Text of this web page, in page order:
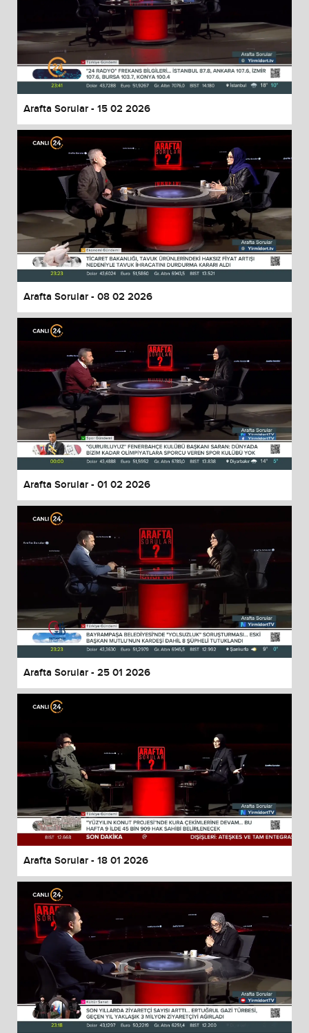
Arafta Sorular - 15 02 2026
Arafta Sorular - 08 02 2026
Arafta Sorular - 01 02 2026
Arafta Sorular - 25 01 2026
Arafta Sorular - 18 01 2026